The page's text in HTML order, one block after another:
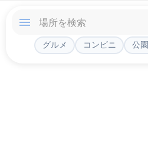
グルメ コンビニ 公園